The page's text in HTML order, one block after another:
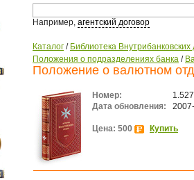
Например, агентский договор
Каталог / Библиотека Внутрибанковских
Положения о подразделениях банка /
Положение о валютном
Номер:
Дата обновления:
Цена: 500 Купить